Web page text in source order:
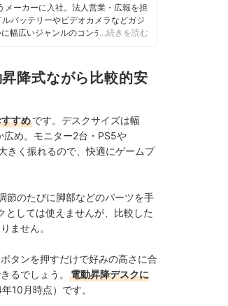
ーカーに入社。法人営業・広報を担
バッテリーやビデオカメラなどガジ
幅広いジャンルのコンテンツ制作に
…続きを読む
降式ながら比較的安
すめです。デスクサイズは幅
め。モニター2台・PS5や
きく振れるので、快適にゲームプ
節のたびに脚部などのパーツを手
しては使えませんが、比較した
ません。
タンを押すだけで好みの高さに合
るでしょう。
電動昇降デスクに
10月時点）です。